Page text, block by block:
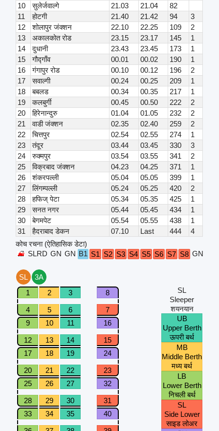
10
सुलेर्जवाल्गे 21.03 21.04
82
11
होटगी 21.40 21.42 94
3
12
शोलापुर जंक्शन 22.10 22.25 109
2
13
अकालकोत रोड 23.15 23.17 145
1
14
दुधानी 23.43 23.45 173
1
15
गौद्गाँव 00.01 00.02 190
1
16
गंगापुर रोड 00.10 00.12 196
2
17
सवाल्गी 00.24 00.25 209
1
18
बबलड 00.34 00.35 217
1
19
कलबुर्गी 00.45 00.50 222
2
20
हिरेनान्दुरु 01.04 01.05 232
2
21
वाडी जंक्शन 02.35 02.40 259
2
22
चित्तपुर 02.54 02.55 274
1
23
तंदूर 03.44 03.45 330
3
24
रुक्मपुर 03.54 03.55 341
2
25
विक्रबाद जंक्शन 04.23 04.25 371
1
26
शंकरपल्ली 05.04 05.05 399
1
27
लिंगम्पल्ली 05.24 05.25 420
2
28
हफिज् पेटा 05.34 05.35 425
1
29
सनत नगर 05.44 05.45 434
1
30
बेगमपेट 05.54 05.55 438
1
31
हैदराबाद डेकन 07.10 Last 444
4
कोच रचना (ऐतिहासिक डेटा)
SLRD GN GN B1 S1 S2 S3 S4 S5 S6 S7 S8 GN
SL
3A
1
2 3 8
4 5 6
7
9
10 11 16
12 13 14
15
17
18 19 24
20 21 22
23
25
26 27 32
28 29 30
31
33
34 35 40
SL
Sleeper
शयनयान
UB
Upper Berth
ऊपरी बर्थ
MB
Middle Berth
मध्य बर्थ
LB
Lower Berth
निचली बर्थ
SL
Side Lower
साइड लोअर